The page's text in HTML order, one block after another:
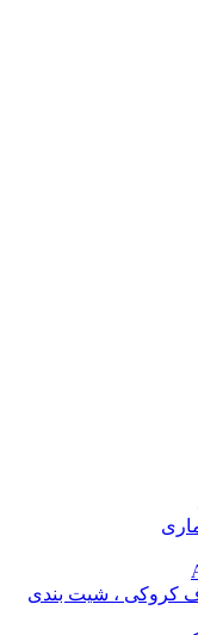
کروکی ، شیت بندی